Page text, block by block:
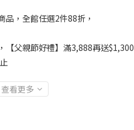
品，全館任選2件88折，
【父親節好禮】滿3,888再送$1,300
查看更多